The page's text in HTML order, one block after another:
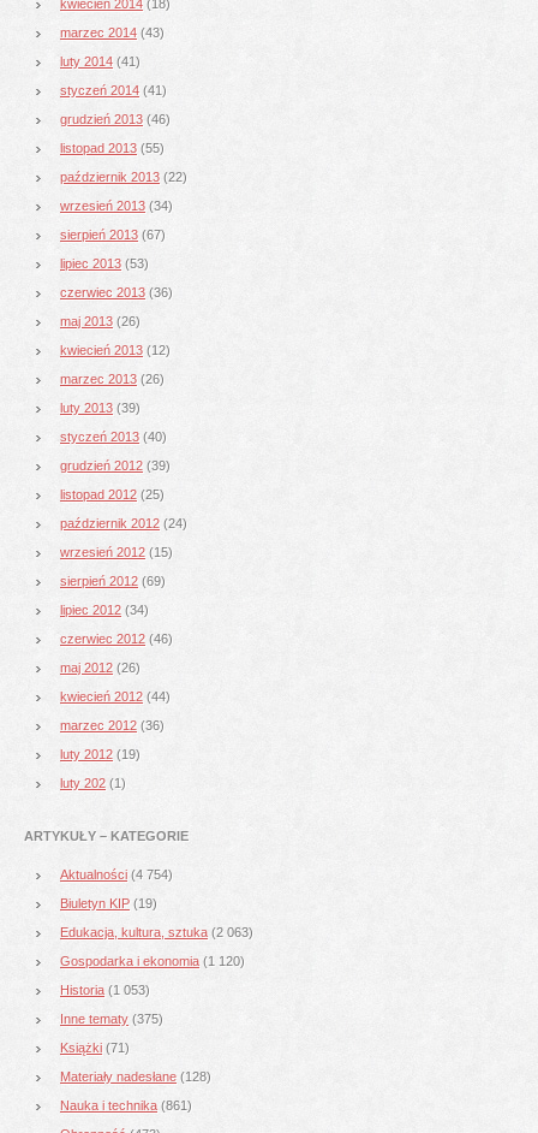
kwiecień 2014 (18)
marzec 2014 (43)
luty 2014 (41)
styczeń 2014 (41)
grudzień 2013 (46)
listopad 2013 (55)
październik 2013 (22)
wrzesień 2013 (34)
sierpień 2013 (67)
lipiec 2013 (53)
czerwiec 2013 (36)
maj 2013 (26)
kwiecień 2013 (12)
marzec 2013 (26)
luty 2013 (39)
styczeń 2013 (40)
grudzień 2012 (39)
listopad 2012 (25)
październik 2012 (24)
wrzesień 2012 (15)
sierpień 2012 (69)
lipiec 2012 (34)
czerwiec 2012 (46)
maj 2012 (26)
kwiecień 2012 (44)
marzec 2012 (36)
luty 2012 (19)
luty 202 (1)
ARTYKUŁY – KATEGORIE
Aktualności (4 754)
Biuletyn KIP (19)
Edukacja, kultura, sztuka (2 063)
Gospodarka i ekonomia (1 120)
Historia (1 053)
Inne tematy (375)
Książki (71)
Materiały nadesłane (128)
Nauka i technika (861)